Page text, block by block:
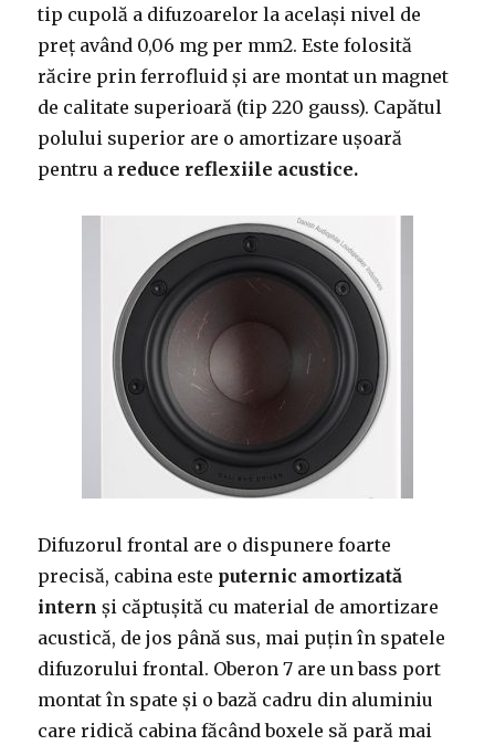
tip cupolă a difuzoarelor la același nivel de
preț având 0,06 mg per mm2. Este folosită
răcire prin ferrofluid și are montat un magnet
de calitate superioară (tip 220 gauss). Capătul
polului superior are o amortizare ușoară
pentru a reduce reflexiile acustice.
Difuzorul frontal are o dispunere foarte
precisă, cabina este puternic amortizată
intern și căptușită cu material de amortizare
acustică, de jos până sus, mai puțin în spatele
difuzorului frontal. Oberon 7 are un bass port
montat în spate și o bază cadru din aluminiu
care ridică cabina făcând boxele să pară mai